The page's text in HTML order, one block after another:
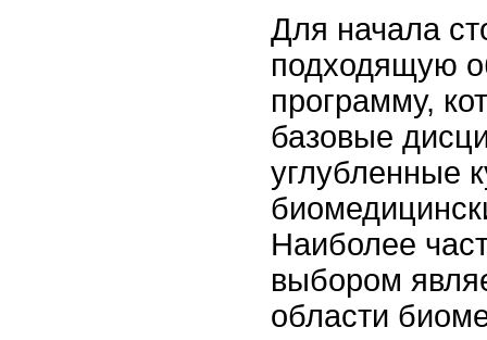
Для начала
подходящую
программу,
базовые
углубленные
Наиболее
выбором
области